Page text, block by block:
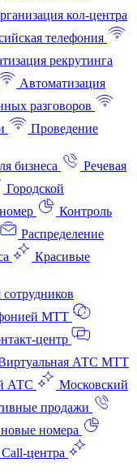
кол-центра
телефония
рекрутинга
Автоматизация
разговоров
Проведение
бизнеса
Речевая
Городской
Контроль
Распределение
Красивые
сотрудников
МТТ
АТС МТТ
АТС
Московский
продажи
номера
центра